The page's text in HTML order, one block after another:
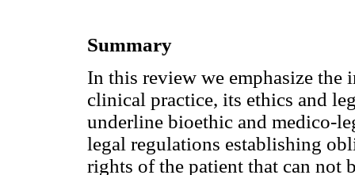
Summary
In this review we emphasize the
clinical practice, its ethics and
underline bioethic and medico-
legal regulations establishing
rights of the patient that can not